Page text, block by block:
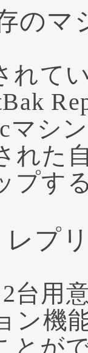
のマ
れて
マシ
れた
プす
レプ
台用
ン機
とが